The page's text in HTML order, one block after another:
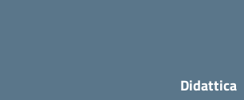
Didattica